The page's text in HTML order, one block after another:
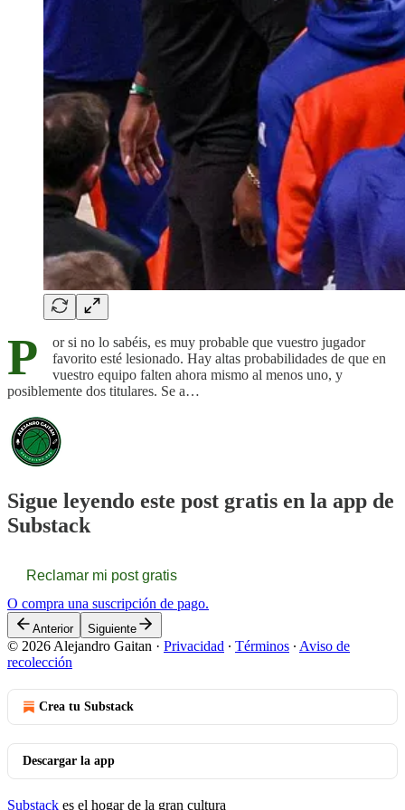
P
or si no lo sabéis, es muy probable que vuestro jugador
favorito esté lesionado. Hay altas probabilidades de que en
vuestro equipo falten ahora mismo al menos uno, y
posiblemente dos titulares. Se a…
Sigue leyendo este post gratis en la app de
Substack
Reclamar mi post gratis
O compra una suscripción de pago.
Anterior Siguiente
© 2026 Alejandro Gaitan · Privacidad ∙ Términos ∙ Aviso de
recolección
Crea tu Substack
Descargar la app
Substack es el hogar de la gran cultura